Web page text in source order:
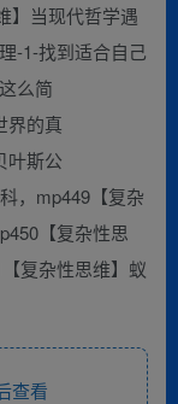
】当现代哲学遇
-1-找到适合自己
么简
界的真
叶斯公
，mp449【复杂
【复杂性思
复杂性思维】蚁
查看